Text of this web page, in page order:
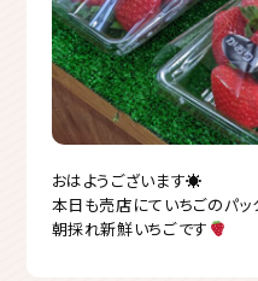
おはようございます☀︎
本日も売店にていちごのパッ
朝採れ新鮮いちごです